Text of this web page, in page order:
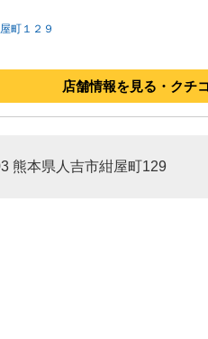
町１２９
店舗情報を見る・クチ
熊本県人吉市紺屋町129